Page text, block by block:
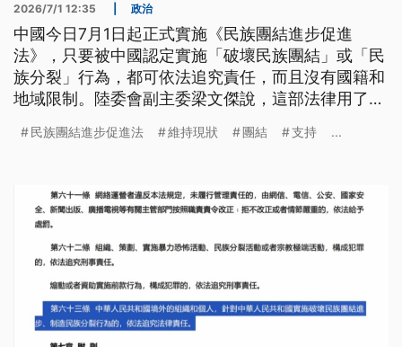
2026/7/1 12:35 政治
中國今日7月1日起正式實施《民族團結進步促進
法》，只要被中國認定實施「破壞民族團結」或「民
族分裂」行為，都可依法追究責任，而且沒有國籍和
地域限制。陸委會副主委梁文傑說，這部法律用了很
罪。
民族團結進步促進法 維持現狀 團結 支持 ...